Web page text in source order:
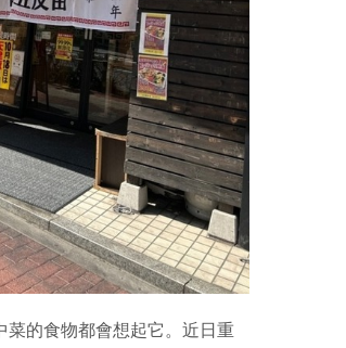
菜的食物都會想起它。近日重